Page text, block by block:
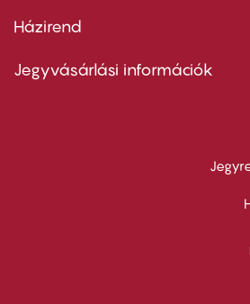
Footer
second
Házirend
Jegyvásárlási információk